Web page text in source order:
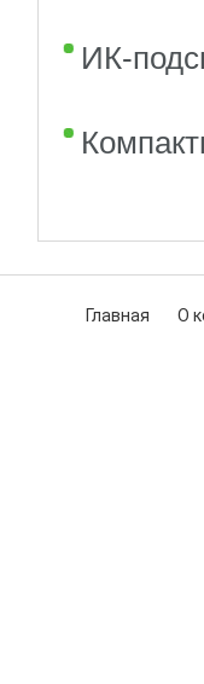
ИК-
Главная О